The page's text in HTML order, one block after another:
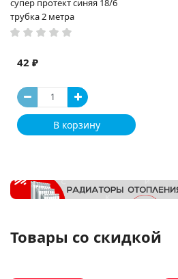
трубка 2 метра
42 ₽
В корзину
Товары со скидкой